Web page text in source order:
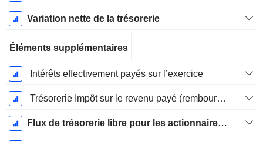
Variation nette de la trésorerie
Éléments supplémentaires
Intérêts effectivement payés sur l’exercice
Trésorerie Impôt sur le revenu payé (remboursement)Impôt effectivement payé (remboursé) sur l’exercice
Flux de trésorerie libre pour les actionnaires FCFE